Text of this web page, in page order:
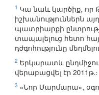
1 Կա նաև կարծիք, որ
իշխանություններն
պատրիարքի
տապալելուց հետո
դժգոհությունը
2 Երկարատև
վերաբացվել էր 2011թ.։
3 «Նոր Մարմարա»,